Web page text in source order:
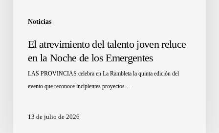
Noticias
El atrevimiento del talento joven reluce
en la Noche de los Emergentes
LAS PROVINCIAS celebra en La Rambleta la quinta edición del
evento que reconoce incipientes proyectos…
13 de julio de 2026